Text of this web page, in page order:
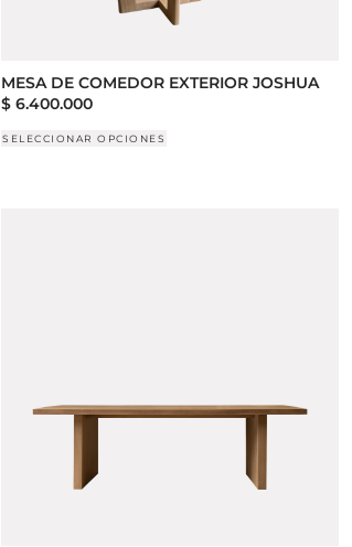
MESA DE COMEDOR EXTERIOR JOSHUA
$ 6.400.000
SELECCIONAR OPCIONES